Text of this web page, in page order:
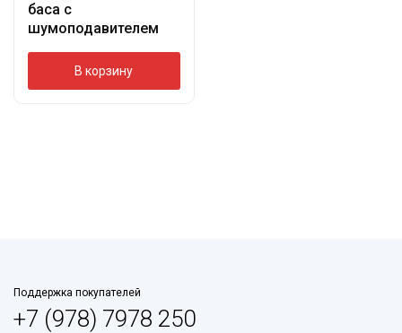
баса с
шумоподавителем
В корзину
Поддержка покупателей
+7 (978) 7978 250